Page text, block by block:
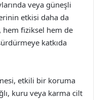
veya güneşli
etkisi daha da
hem fiziksel hem de
katkıda
etkili bir koruma
kuru veya karma cilt